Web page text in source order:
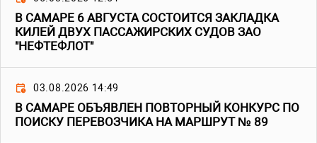
В САМАРЕ 6 АВГУСТА СОСТОИТСЯ ЗАКЛАДКА
КИЛЕЙ ДВУХ ПАССАЖИРСКИХ СУДОВ ЗАО
"НЕФТЕФЛОТ"
03.08.2026 14:49
В САМАРЕ ОБЪЯВЛЕН ПОВТОРНЫЙ КОНКУРС ПО
ПОИСКУ ПЕРЕВОЗЧИКА НА МАРШРУТ № 89